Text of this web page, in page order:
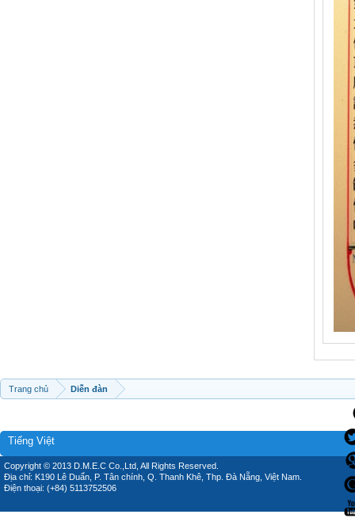
Trang chủ Diễn đàn
Tiếng Việt
Copyright © 2013 D.M.E.C Co.,Ltd, All Rights Reserved.
Địa chỉ: K190 Lê Duẩn, P. Tân chính, Q. Thanh Khê, Thp. Đà Nẵng, Việt Nam.
Điện thoại: (+84) 5113752506